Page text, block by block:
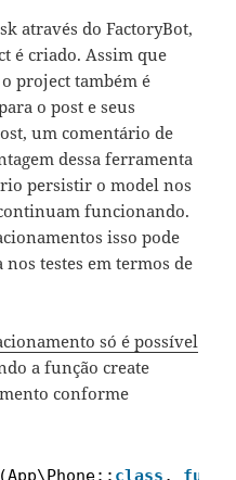
através do FactoryBot,
é criado. Assim que
project também é
o post e seus
um comentário de
dessa ferramenta
persistir o model nos
funcionando.
isso pode
testes em termos de
só é possível
a função create
conforme
class ,